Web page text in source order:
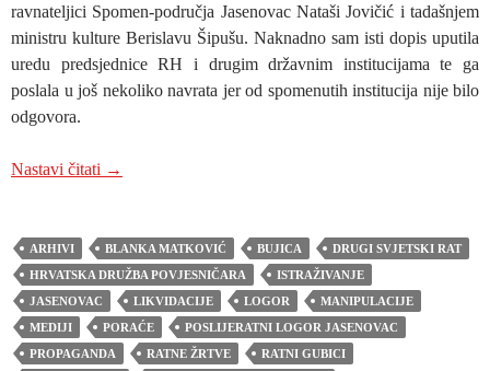
ravnateljici Spomen-područja Jasenovac Nataši Jovičić i tadašnjem
ministru kulture Berislavu Šipušu. Naknadno sam isti dopis uputila
uredu predsjednice RH i drugim državnim institucijama te ga
poslala u još nekoliko navrata jer od spomenutih institucija nije bilo
odgovora.
Nastavi čitati PRIOPĆENJE HDP „DR. RUDOLF HORVAT“:
→
ARHIVI BLANKA MATKOVIĆ BUJICA
DRUGI SVJETSKI RAT
HRVATSKA DRUŽBA POVJESNIČARA
ISTRAŽIVANJE
JASENOVAC
LIKVIDACIJE LOGOR
MANIPULACIJE
MEDIJI
PORAĆE
POSLIJERATNI LOGOR JASENOVAC
PROPAGANDA
RATNE ŽRTVE
RATNI GUBICI